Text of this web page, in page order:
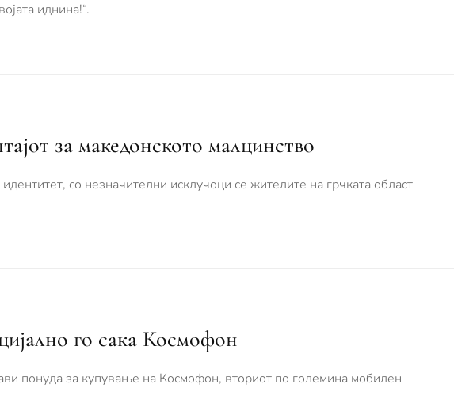
иднина!“.
за македонското малцинство
со незначителни исклучоци се жителите на грчката област
го сака Космофон
понуда за купување на Космофон, вториот по големина мобилен